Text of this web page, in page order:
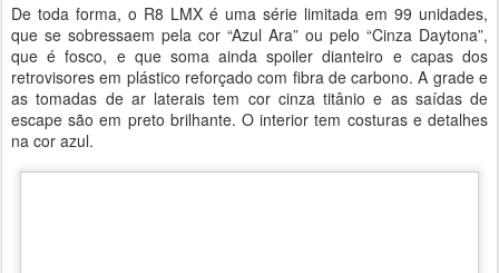
De toda forma, o R8 LMX é uma série limitada em 99 unidades,
que se sobressaem pela cor “Azul Ara” ou pelo “Cinza Daytona”,
que é fosco, e que soma ainda spoiler dianteiro e capas dos
retrovisores em plástico reforçado com fibra de carbono. A grade e
as tomadas de ar laterais tem cor cinza titânio e as saídas de
escape são em preto brilhante. O interior tem costuras e detalhes
na cor azul.